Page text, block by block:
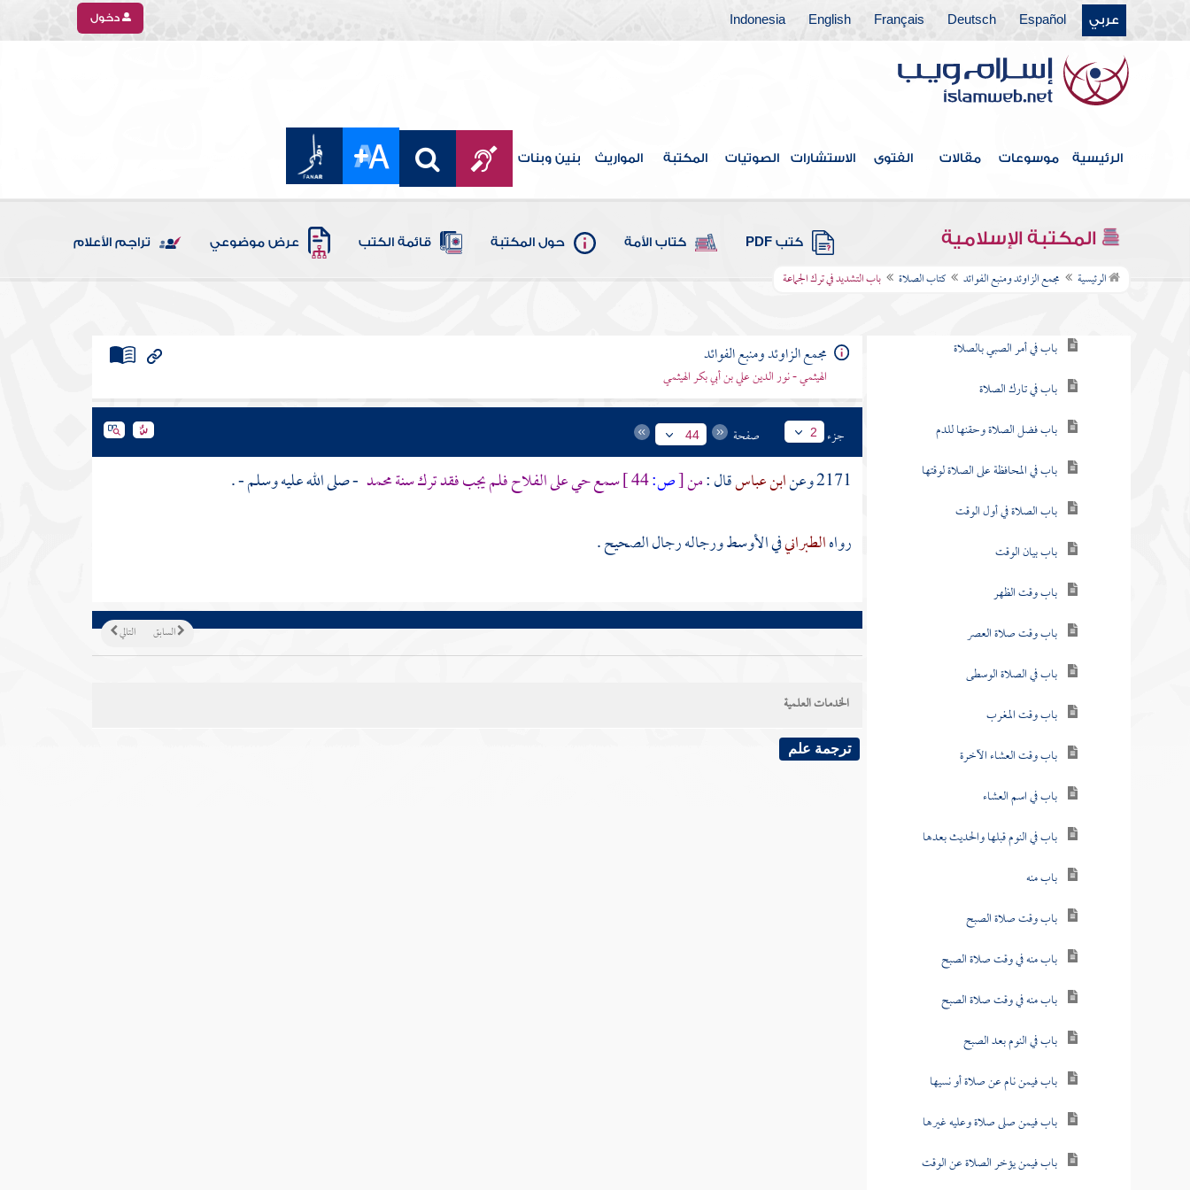
عربي Español
Deutsch
Français
English
Indonesia دخول
الرئيسية موسوعات مقالات الفتوى الاستشارات الصوتيات المكتبة المواريث بنين وبنات
المكتبة الإسلامية كتب PDF كتاب الأمة حول المكتبة قائمة الكتب عرض موضوعي تراجم الأعلام
الرئيسية مجمع الزاوئد ومنبع الفوائد كتاب الصلاة باب التشديد في ترك الجماعة
فهرس الكتاب
خطبة الكتاب
كتاب الإيمان
كتاب العلم
كتاب الصلاة
باب في أمر الصبي بالصلاة
باب في تارك الصلاة
باب فضل الصلاة وحقنها للدم
باب في المحافظة على الصلاة لوقتها
باب الصلاة في أول الوقت
باب بيان الوقت
باب وقت الظهر
باب وقت صلاة العصر
باب في الصلاة الوسطى
باب وقت المغرب
باب وقت العشاء الآخرة
باب في اسم العشاء
باب في النوم قبلها والحديث بعدها
باب منه
باب وقت صلاة الصبح
باب منه في وقت صلاة الصبح
باب منه في وقت صلاة الصبح
باب في النوم بعد الصبح
باب فيمن نام عن صلاة أو نسيها
باب فيمن صلى صلاة وعليه غيرها
باب فيمن يؤخر الصلاة عن الوقت
مجمع الزاوئد ومنبع الفوائد
الهيثمي - نور الدين علي بن أبي بكر الهيثمي
جزء 2 صفحة 44
2171 وعن ابن عباسقال :من[ص: سمع حي على الفلاح فلم يجب فقد ترك سنةمحمد - صلى الله عليه وسلم - .
رواهالطبرانيفي الأوسط ورجاله رجال الصحيح .
التالي السابق
الخدمات العلمية
ترجمة علم